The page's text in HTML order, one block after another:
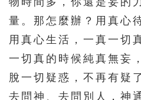
量。那怎麼辦？用真心
用真心生活，一真一切
一切真的時候純真無妄
脫一切疑惑，不再有疑
去問神、去問別人，神